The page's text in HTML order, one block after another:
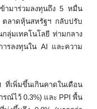
ามาร่วมลงทุนถึง 5 หมื่น
ตลาดหุ้นสหรัฐฯ กลับปรับ
ลุ่มเทคโนโลยี ท่ามกลาง
ารลงทุนใน AI และความ
เพิ่มขึ้นเกินคาดในเดือน
รณ์ไว้ 0.3%) และ PPI พื้น